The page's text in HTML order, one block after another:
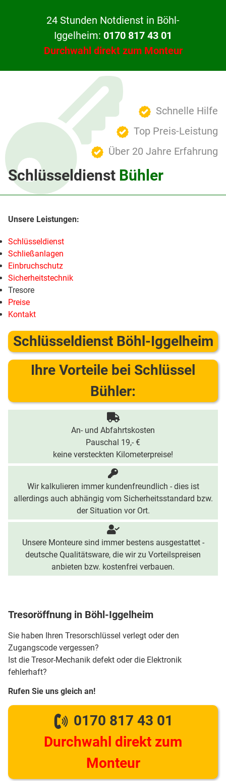
24 Stunden Notdienst in Böhl-
Iggelheim: 0170 817 43 01
Durchwahl direkt zum Monteur
Schnelle Hilfe
Top Preis-Leistung
Über 20 Jahre Erfahrung
Schlüsseldienst Bühler
Schlüsseldienst
Schließanlagen
Einbruchschutz
Sicherheitstechnik
Tresore
Preise
Kontakt
Schlüsseldienst Böhl-Iggelheim
Ihre Vorteile bei Schlüssel
Bühler:
An- und Abfahrtskosten
Pauschal 19,- €
keine versteckten Kilometerpreise!
Wir kalkulieren immer kundenfreundlich - dies ist
allerdings auch abhängig vom Sicherheitsstandard bzw.
der Situation vor Ort.
Unsere Monteure sind immer bestens ausgestattet -
deutsche Qualitätsware, die wir zu Vorteilspreisen
anbieten bzw. kostenfrei verbauen.
Tresoröffnung in Böhl-Iggelheim
Sie haben Ihren Tresorschlüssel verlegt oder den
Zugangscode vergessen?
Ist die Tresor-Mechanik defekt oder die Elektronik
fehlerhaft?
Rufen Sie uns gleich an!
0170 817 43 01
Durchwahl direkt zum
Monteur